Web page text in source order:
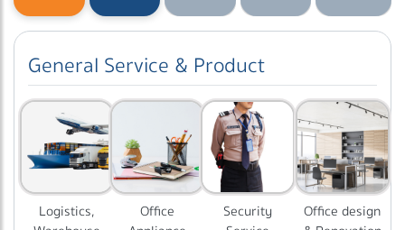
General Service & Product
Logistics,
Office
Security
Office design